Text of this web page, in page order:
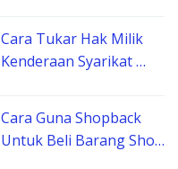
Cara Tukar Hak Milik
Kenderaan Syarikat …
Cara Guna Shopback
Untuk Beli Barang Sho…